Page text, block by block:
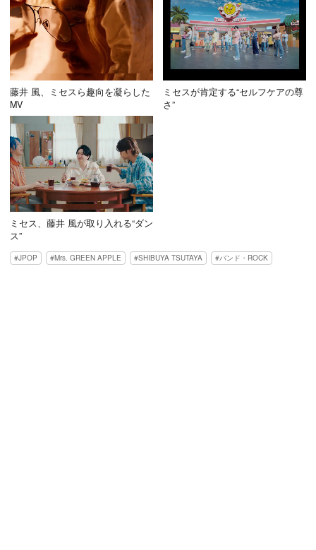
藤井 風、ミセスら趣向を凝らした
MV
ミセスが肯定する“セルフケアの尊
さ”
ミセス、藤井 風が取り入れる“ダン
ス”
JPOP Mrs. GREEN APPLE SHIBUYA TSUTAYA バンド・ROCK